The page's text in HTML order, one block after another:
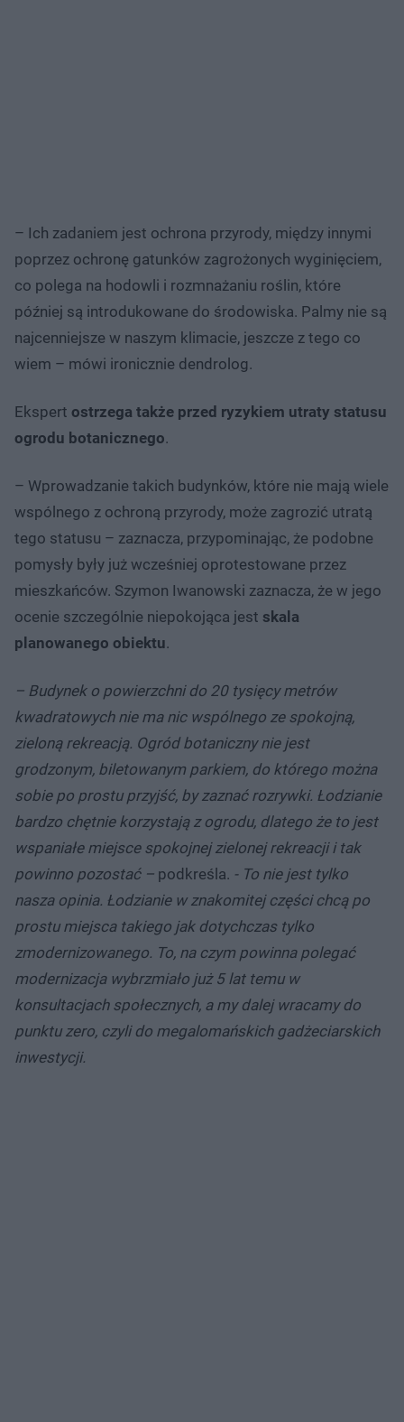
– Ich zadaniem jest ochrona przyrody, między innymi
poprzez ochronę gatunków zagrożonych wyginięciem,
co polega na hodowli i rozmnażaniu roślin, które
później są introdukowane do środowiska. Palmy nie są
najcenniejsze w naszym klimacie, jeszcze z tego co
wiem – mówi ironicznie dendrolog.
Ekspert ostrzega także przed ryzykiem utraty statusu
ogrodu botanicznego.
– Wprowadzanie takich budynków, które nie mają wiele
wspólnego z ochroną przyrody, może zagrozić utratą
tego statusu – zaznacza, przypominając, że podobne
pomysły były już wcześniej oprotestowane przez
mieszkańców. Szymon Iwanowski zaznacza, że w jego
ocenie szczególnie niepokojąca jest skala
planowanego obiektu.
– Budynek o powierzchni do 20 tysięcy metrów
kwadratowych nie ma nic wspólnego ze spokojną,
zieloną rekreacją. Ogród botaniczny nie jest
grodzonym, biletowanym parkiem, do którego można
sobie po prostu przyjść, by zaznać rozrywki. Łodzianie
bardzo chętnie korzystają z ogrodu, dlatego że to jest
wspaniałe miejsce spokojnej zielonej rekreacji i tak
powinno pozostać – podkreśla. - To nie jest tylko
nasza opinia. Łodzianie w znakomitej części chcą po
prostu miejsca takiego jak dotychczas tylko
zmodernizowanego. To, na czym powinna polegać
modernizacja wybrzmiało już 5 lat temu w
konsultacjach społecznych, a my dalej wracamy do
punktu zero, czyli do megalomańskich gadżeciarskich
inwestycji.